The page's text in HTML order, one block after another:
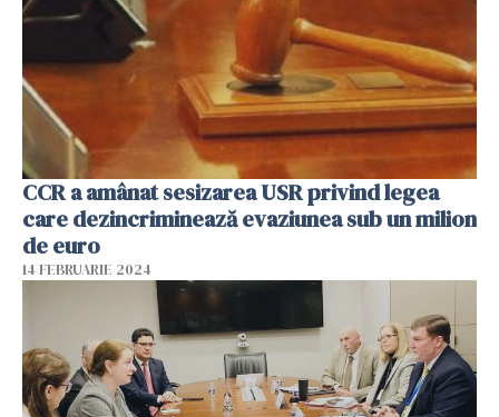
CCR a amânat sesizarea USR privind legea
care dezincriminează evaziunea sub un milion
de euro
14 FEBRUARIE 2024